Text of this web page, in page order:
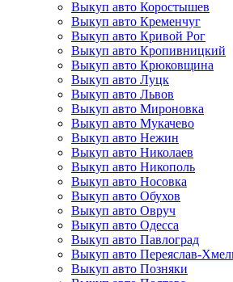
Выкуп авто Коростышев
Выкуп авто Кременчуг
Выкуп авто Кривой Рог
Выкуп авто Кропивницкий
Выкуп авто Крюковщина
Выкуп авто Луцк
Выкуп авто Львов
Выкуп авто Мироновка
Выкуп авто Мукачево
Выкуп авто Нежин
Выкуп авто Николаев
Выкуп авто Никополь
Выкуп авто Носовка
Выкуп авто Обухов
Выкуп авто Овруч
Выкуп авто Одесса
Выкуп авто Павлоград
Выкуп авто Переяслав-
Выкуп авто Позняки